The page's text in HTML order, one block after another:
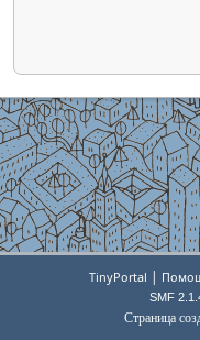
TinyPortal |
SMF
Страница